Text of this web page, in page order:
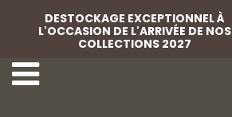
DESTOCKAGE EXCEPTIONNEL À
L'OCCASION DE L'ARRIVÉE DE NOS
COLLECTIONS 2027